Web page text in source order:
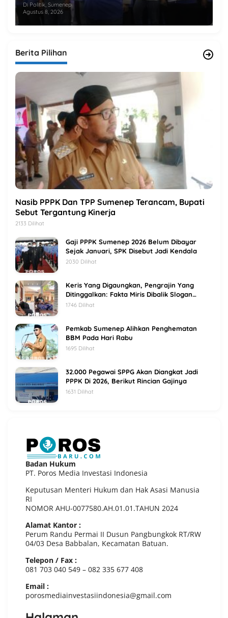
Di Politik, Sumenep
Agustus 8, 2026
Berita Pilihan
Nasib PPPK Dan TPP Sumenep Terancam, Bupati
Sebut Tergantung Kinerja
2133 Dilihat
Gaji PPPK Sumenep 2026 Belum Dibayar
Sejak Januari, SPK Disebut Jadi Kendala
2030 Dilihat
Keris Yang Digaungkan, Pengrajin Yang
Ditinggalkan: Fakta Miris Dibalik Slogan
Sumenep Kota Keris
1746 Dilihat
Pemkab Sumenep Alihkan Penghematan
BBM Pada Hari Rabu
1695 Dilihat
32.000 Pegawai SPPG Akan Diangkat Jadi
PPPK Di 2026, Berikut Rincian Gajinya
1631 Dilihat
Badan Hukum
PT. Poros Media Investasi Indonesia
Keputusan Menteri Hukum dan Hak Asasi Manusia
RI
NOMOR AHU-0077580.AH.01.01.TAHUN 2024
Alamat Kantor :
Perum Randu Permai II Dusun Pangbungkok RT/RW
04/03 Desa Babbalan, Kecamatan Batuan.
Telepon / Fax :
081 703 040 549 – 082 335 677 408
Email :
porosmediainvestasiindonesia@gmail.com